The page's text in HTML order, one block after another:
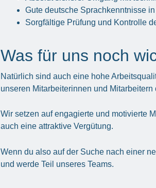
Gute deutsche Sprachkenntnisse
Sorgfältige Prüfung und Kontrolle
Was für uns noch
Natürlich sind auch eine hohe
unseren Mitarbeiterinnen und Mitarbeitern
Wir setzen auf engagierte und motivierte
auch eine attraktive Vergütung.
Wenn du also auf der Suche nach einer
und werde Teil unseres Teams.